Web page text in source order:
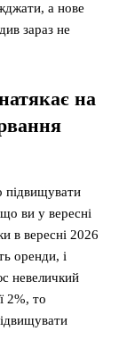
а нове
зараз не
на
підвищувати
ви у вересні
в вересні 2026
оренди, і
невеличкий
2%, то